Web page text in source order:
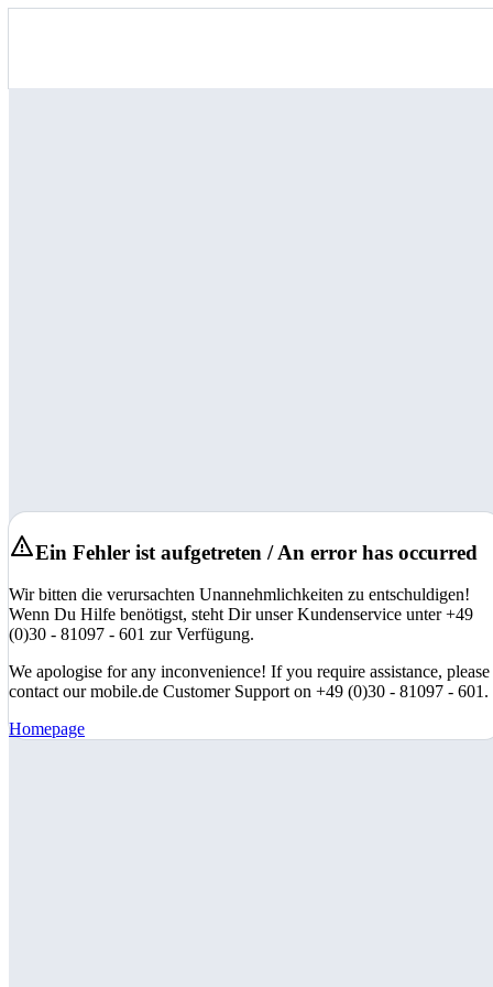
Ein Fehler ist aufgetreten / An error has occurred
Wir bitten die verursachten Unannehmlichkeiten zu entschuldigen!
Wenn Du Hilfe benötigst, steht Dir unser Kundenservice unter +49
(0)30 - 81097 - 601 zur Verfügung.
We apologise for any inconvenience! If you require assistance, please
contact our mobile.de Customer Support on +49 (0)30 - 81097 - 601.
Homepage